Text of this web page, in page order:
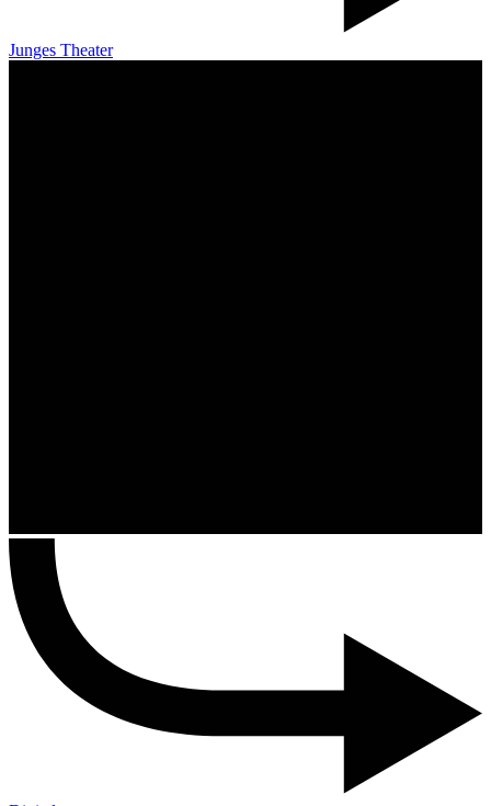
Junges Theater